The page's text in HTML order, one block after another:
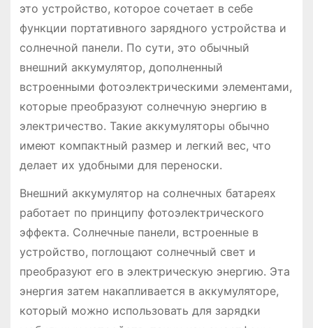
это устройство, которое сочетает в себе
функции портативного зарядного устройства и
солнечной панели. По сути, это обычный
внешний аккумулятор, дополненный
встроенными фотоэлектрическими элементами,
которые преобразуют солнечную энергию в
электричество. Такие аккумуляторы обычно
имеют компактный размер и легкий вес, что
делает их удобными для переноски.
Внешний аккумулятор на солнечных батареях
работает по принципу фотоэлектрического
эффекта. Солнечные панели, встроенные в
устройство, поглощают солнечный свет и
преобразуют его в электрическую энергию. Эта
энергия затем накапливается в аккумуляторе,
который можно использовать для зарядки